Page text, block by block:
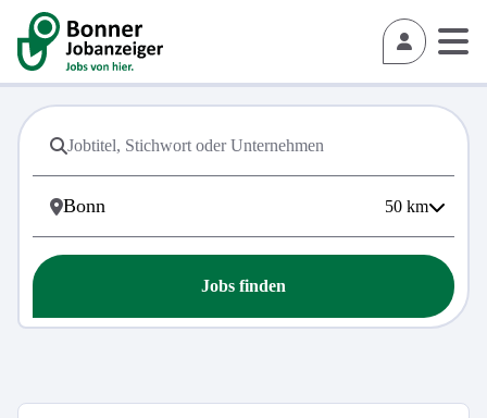
50 km
Jobs finden